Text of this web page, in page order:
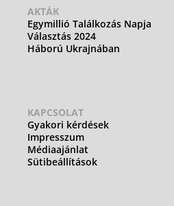
AKTÁK
Egymillió Találkozás Napja
Választás 2024
Háború Ukrajnában
KAPCSOLAT
Gyakori kérdések
Impresszum
Médiaajánlat
Sütibeállítások